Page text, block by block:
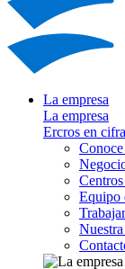
La empresa
La empresa
Ercros en
Equipo